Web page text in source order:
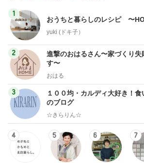
1
おうちと暮らしのレシピ 〜
yuki (ドキ子）
2
進撃のおはるさん〜家づくり
す〜
おはる
3
１００均・カルディ大好き！
のブログ
☆きらりん☆
4 5 6 7